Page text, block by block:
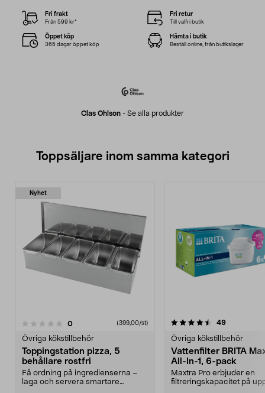
Clas Ohlson - Se alla produkter
Fri frakt
Från 599 kr*
Fri retur
Till valfri butik
Öppet köp
365 dagar öppet köp
Hämta i butik
Beställ online, från butikslager
Toppsäljare inom samma kategori
Nyhet
0recensioner (399,00/st)
Övriga kökstillbehör
Toppingstation pizza, 5
behållare rostfri
Få ordning på ingredienserna –
laga och servera smartare
4.5 av 5 stjärnor 49recensioner
Övriga kökstillbehör
Vattenfilter BRITA
All-In-1, 6-pack
Maxtra Pro erbjuder en
filtreringskapacitet på
4.5 av 5 stjärnor